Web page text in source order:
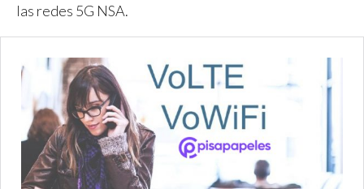
las redes 5G NSA.